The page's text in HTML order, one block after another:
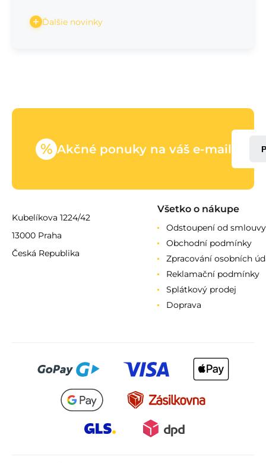
Ďalšie novinky
% Akčné ponuky na váš e-mail
Kubelíkova 1224/42
13000 Praha
Česká Republika
Všetko o nákupe
Odstoupení od smlouvy
Obchodní podmínky
Zpracování osobních
Reklamační podmínky
Splátkový prodej
Doprava